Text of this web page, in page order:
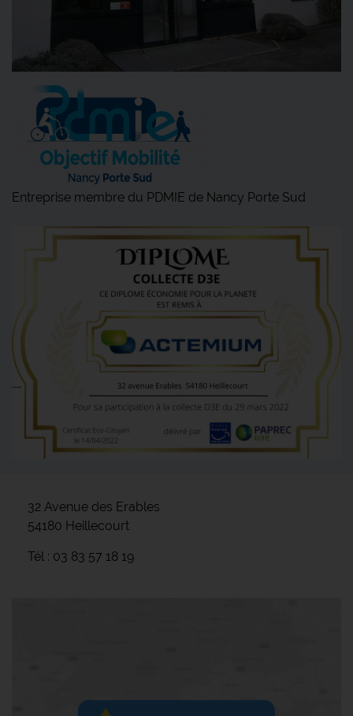
Entreprise membre du PDMIE de Nancy Porte Sud
32 Avenue des Erables
54180 Heillecourt
Tél : 03 83 57 18 19